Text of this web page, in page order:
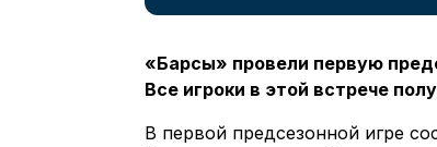
«Барсы» провели первую
Все игроки в этой встрече
В первой предсезонной игре